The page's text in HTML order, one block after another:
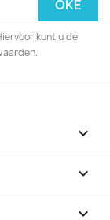
kunt u de


